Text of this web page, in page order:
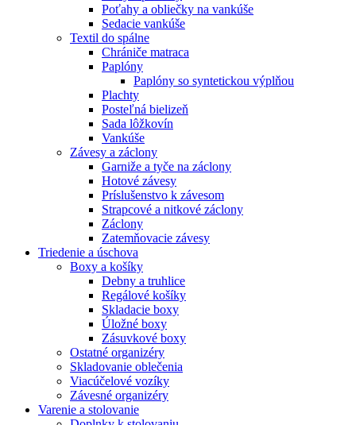
Poťahy a obliečky na vankúše
Sedacie vankúše
Textil do spálne
Chrániče matraca
Paplóny
Paplóny so syntetickou výplňou
Plachty
Posteľná bielizeň
Sada lôžkovín
Vankúše
Závesy a záclony
Garniže a tyče na záclony
Hotové závesy
Príslušenstvo k závesom
Strapcové a nitkové záclony
Záclony
Zatemňovacie závesy
Triedenie a úschova
Boxy a košíky
Debny a truhlice
Regálové košíky
Skladacie boxy
Úložné boxy
Zásuvkové boxy
Ostatné organizéry
Skladovanie oblečenia
Viacúčelové vozíky
Závesné organizéry
Varenie a stolovanie